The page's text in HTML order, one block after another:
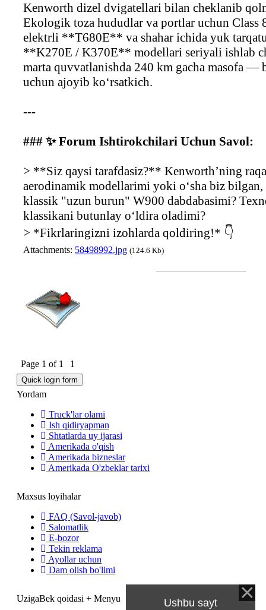
Kenworth dizel dvigatellari bilan cheklanib
Ekologik toza hududlar va portlar uchun Class
elektrli **T680E** va shahar ichida yuk
**K270E / K370E** modellari seriyali ishlab
marta quvvatlanishda 240 km gacha masofa —
uchun ajoyib ko‘rsatkich.
---
### ✨ Forum Ishtirokchilari Uchun Savol:
> **Siz qaysi tarafdasiz?** Kenworth’ning
aerodinamik modellarimi yoki o‘sha biz
klassik "uzun burun" W900 dabdabasimi?
klassikani butunlay o‘ldira oladimi?
> *Fikrlaringizni izohlarda qoldiring!* 👇
Attachments: 58498992.jpg (124.6 Kb)
Page 1 of 1 1
Yordam
Truck'lar olami
Ish qidiryapman
Shtatlarda uy ijarasi
Amerikada o'qish
Amerikada bizneslar
Amerikada O'zbeklar tarixi
Maxsus loyihalar
FAQ (Savol-javob)
Salomatlik
E-bozor
Tekin reklama
Ayollar uchun
Dam olish bo'limi
UzigaBek qoidasi + Menyu Ushbu sayt